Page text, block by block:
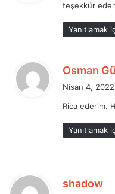
k
i
teşekkür
Yanıtlamak
Osman
Nisan 4,
Rica ederim.
Yanıtlamak
shadow